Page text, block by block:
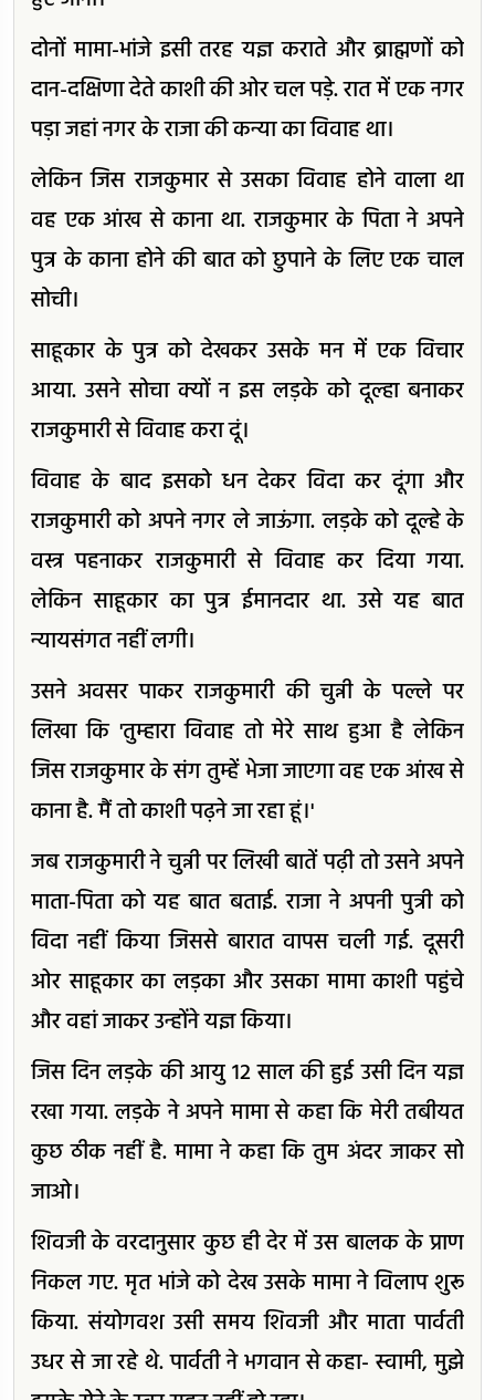
दोनों मामा-भांजे इसी तरह यज्ञ कराते और ब्राह्मणों को
दान-दक्षिणा देते काशी की ओर चल पड़े. रात में एक नगर
पड़ा जहां नगर के राजा की कन्या का विवाह था।
लेकिन जिस राजकुमार से उसका विवाह होने वाला था
वह एक आंख से काना था. राजकुमार के पिता ने अपने
पुत्र के काना होने की बात को छुपाने के लिए एक चाल
सोची।
साहूकार के पुत्र को देखकर उसके मन में एक विचार
आया. उसने सोचा क्यों न इस लड़के को दूल्हा बनाकर
राजकुमारी से विवाह करा दूं।
विवाह के बाद इसको धन देकर विदा कर दूंगा और
राजकुमारी को अपने नगर ले जाऊंगा. लड़के को दूल्हे के
वस्त्र पहनाकर राजकुमारी से विवाह कर दिया गया.
लेकिन साहूकार का पुत्र ईमानदार था. उसे यह बात
न्यायसंगत नहीं लगी।
उसने अवसर पाकर राजकुमारी की चुन्नी के पल्ले पर
लिखा कि 'तुम्हारा विवाह तो मेरे साथ हुआ है लेकिन
जिस राजकुमार के संग तुम्हें भेजा जाएगा वह एक आंख से
काना है. मैं तो काशी पढ़ने जा रहा हूं।'
जब राजकुमारी ने चुन्नी पर लिखी बातें पढ़ी तो उसने अपने
माता-पिता को यह बात बताई. राजा ने अपनी पुत्री को
विदा नहीं किया जिससे बारात वापस चली गई. दूसरी
ओर साहूकार का लड़का और उसका मामा काशी पहुंचे
और वहां जाकर उन्होंने यज्ञ किया।
जिस दिन लड़के की आयु 12 साल की हुई उसी दिन यज्ञ
रखा गया. लड़के ने अपने मामा से कहा कि मेरी तबीयत
कुछ ठीक नहीं है. मामा ने कहा कि तुम अंदर जाकर सो
जाओ।
शिवजी के वरदानुसार कुछ ही देर में उस बालक के प्राण
निकल गए. मृत भांजे को देख उसके मामा ने विलाप शुरू
किया. संयोगवश उसी समय शिवजी और माता पार्वती
उधर से जा रहे थे. पार्वती ने भगवान से कहा- स्वामी, मुझे